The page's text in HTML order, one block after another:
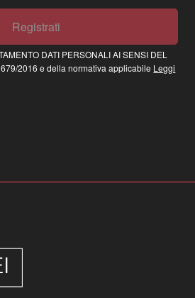
Registrati
DATI PERSONALI AI SENSI DEL
2016 e della normativa applicabile Leggi